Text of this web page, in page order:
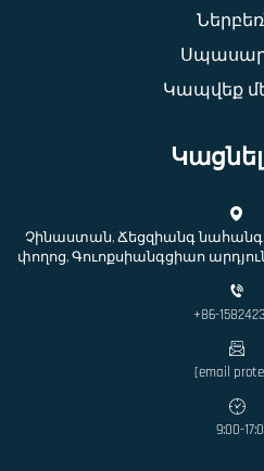
Կապվեք
Չինաստան, Ճեցզիանգ
փողոց, Գուոքսիանգցիաո
+86-
[email
9:00-